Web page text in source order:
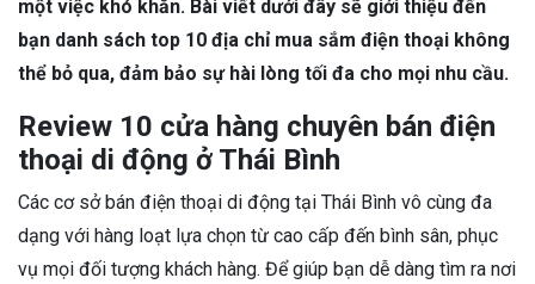
một việc khó khăn. Bài viết dưới đây sẽ giới thiệu đến
bạn danh sách top 10 địa chỉ mua sắm điện thoại không
thể bỏ qua, đảm bảo sự hài lòng tối đa cho mọi nhu cầu.
Review 10 cửa hàng chuyên bán điện
thoại di động ở Thái Bình
Các cơ sở bán điện thoại di động tại Thái Bình vô cùng đa
dạng với hàng loạt lựa chọn từ cao cấp đến bình sân, phục
vụ mọi đối tượng khách hàng. Để giúp bạn dễ dàng tìm ra nơi